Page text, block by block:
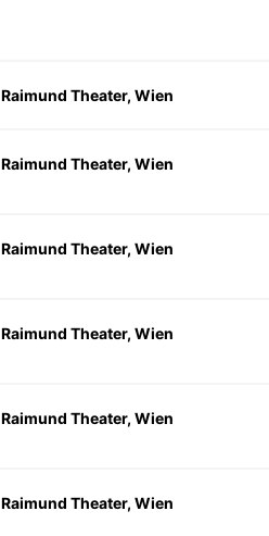
Raimund Theater, Wien
Raimund Theater, Wien
Raimund Theater, Wien
Raimund Theater, Wien
Raimund Theater, Wien
Raimund Theater, Wien